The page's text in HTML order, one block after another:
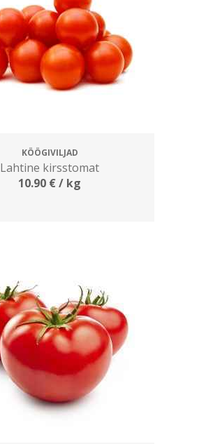
KÖÖGIVILJAD
Lahtine kirsstomat
10.90 €/ kg